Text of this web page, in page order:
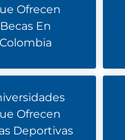
Ofrecen
Becas En
Colombia
Ofrecen
Deportivas